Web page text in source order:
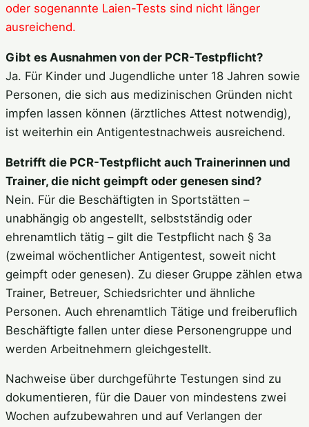
oder sogenannte Laien-Tests sind nicht länger
ausreichend.
Gibt es Ausnahmen von der PCR-Testpflicht?
Ja. Für Kinder und Jugendliche unter 18 Jahren sowie
Personen, die sich aus medizinischen Gründen nicht
impfen lassen können (ärztliches Attest notwendig),
ist weiterhin ein Antigentestnachweis ausreichend.
Betrifft die PCR-Testpflicht auch Trainerinnen und
Trainer, die nicht geimpft oder genesen sind?
Nein. Für die Beschäftigten in Sportstätten –
unabhängig ob angestellt, selbstständig oder
ehrenamtlich tätig – gilt die Testpflicht nach § 3a
(zweimal wöchentlicher Antigentest, soweit nicht
geimpft oder genesen). Zu dieser Gruppe zählen etwa
Trainer, Betreuer, Schiedsrichter und ähnliche
Personen. Auch ehrenamtlich Tätige und freiberuflich
Beschäftigte fallen unter diese Personengruppe und
werden Arbeitnehmern gleichgestellt.
Nachweise über durchgeführte Testungen sind zu
dokumentieren, für die Dauer von mindestens zwei
Wochen aufzubewahren und auf Verlangen der